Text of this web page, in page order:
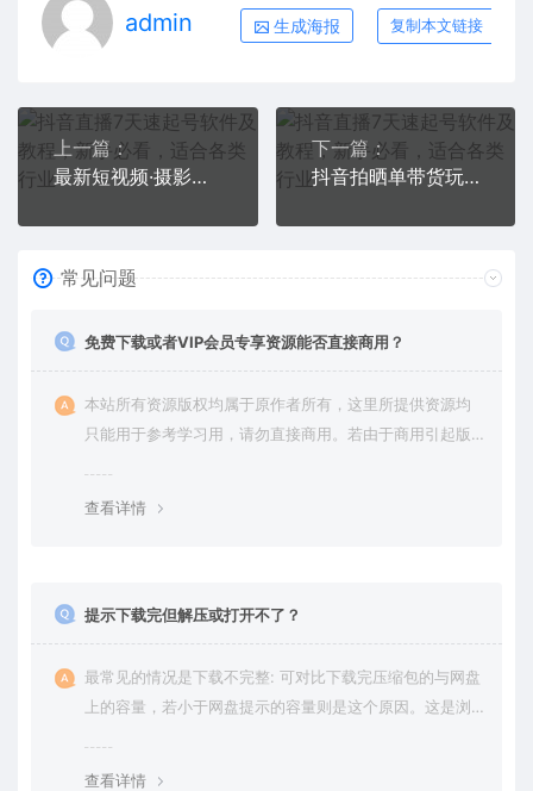
admin 生成海报 复制本文链接
上一篇：
最新短视频·摄影课程，从0到1现场实战演示视频创作的全过程
下一篇：
抖音拍晒单带货玩法分享 项目整体流程简单 有团队实测【教程+素材】
常见问题
免费下载或者VIP会员专享资源能否直接商用？
本站所有资源版权均属于原作者所有，这里所提供资源均
只能用于参考学习用，请勿直接商用。若由于商用引起版
查看详情
提示下载完但解压或打开不了？
最常见的情况是下载不完整: 可对比下载完压缩包的与网盘
上的容量，若小于网盘提示的容量则是这个原因。这是浏
查看详情